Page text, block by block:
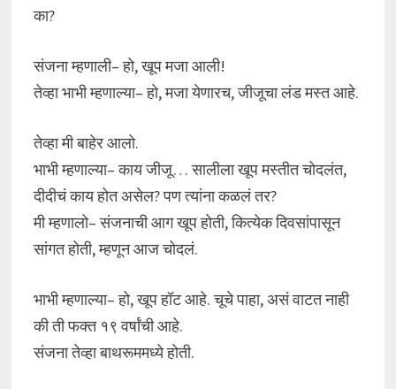
का?
संजना म्हणाली– हो, खूप मजा आली!
तेव्हा भाभी म्हणाल्या– हो, मजा येणारच, जीजूचा लंड मस्त आहे.
तेव्हा मी बाहेर आलो.
भाभी म्हणाल्या– काय जीजू… सालीला खूप मस्तीत चोदलंत,
दीदीचं काय होत असेल? पण त्यांना कळलं तर?
मी म्हणालो– संजनाची आग खूप होती, कित्येक दिवसांपासून
सांगत होती, म्हणून आज चोदलं.
भाभी म्हणाल्या– हो, खूप हॉट आहे. चूचे पाहा, असं वाटत नाही
की ती फक्त १९ वर्षांची आहे.
संजना तेव्हा बाथरूममध्ये होती.